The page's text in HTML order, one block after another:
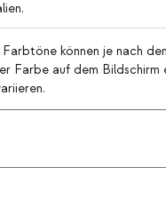
können je nach
Farbe auf dem Bildschirm